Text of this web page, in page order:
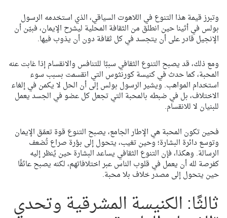
وتبرز قيمة هذا التنوع في اللاهوت السياقي، الذي استخدمه الرسول
بولس في أثينا حين انطلق من الثقافة المحلية ليشرح الإيمان، فبيّن أن
الإنجيل قادر على أن يتجسد في كل ثقافة دون أن يذوب فيها.
ومع ذلك، قد يصبح التنوع الثقافي سببًا للتنافس والانقسام إذا غابت عنه
المحبة، كما حدث في كنيسة كورنثوس التي انقسمت بسبب سوء
استخدام المواهب. ويشير الرسول بولس إلى أن الحل لا يكمن في إلغاء
الاختلاف، بل في ضبطه بالمحبة التي تجعل كل عضو في الجسد يعمل
للبنيان لا للانقسام.
فحين تكون المحبة هي الإطار الجامع، يصبح التنوع قوة تعمّق الإيمان
وتوسع دائرة البشارة؛ وحين تغيب، يتحول إلى بؤرة صراع تُضعف
الرسالة. وهكذا، فإن التنوع الثقافي يساعد البشارة حين يُنظر إليه
كفرصة لله أن يعمل في قلوب الناس عبر اختلافاتهم، لكنه يصبح عائقًا
حين يتحول إلى مصدر خلاف بلا محبة.
ثالثًا: الكنيسة المشرقية وتحدي